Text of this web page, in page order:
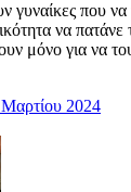
γυναίκες που να
να πατάνε
μόνο για να
2024